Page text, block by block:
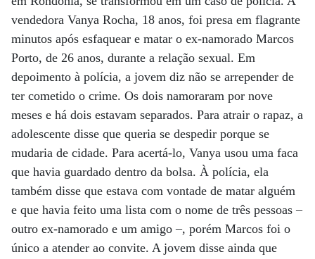
vendedora Vanya Rocha, 18 anos, foi presa em flagrante
minutos após esfaquear e matar o ex-namorado Marcos
Porto, de 26 anos, durante a relação sexual. Em
depoimento à polícia, a jovem diz não se arrepender de
ter cometido o crime. Os dois namoraram por nove
meses e há dois estavam separados. Para atrair o rapaz, a
adolescente disse que queria se despedir porque se
mudaria de cidade. Para acertá-lo, Vanya usou uma faca
que havia guardado dentro da bolsa. À polícia, ela
também disse que estava com vontade de matar alguém
e que havia feito uma lista com o nome de três pessoas –
outro ex-namorado e um amigo –, porém Marcos foi o
único a atender ao convite. A jovem disse ainda que